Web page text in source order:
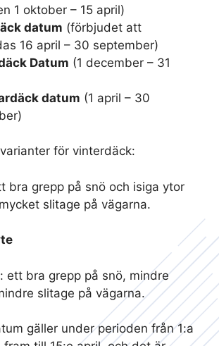
1 oktober – 15 april)
datum (förbjudet att
16 april – 30 september)
Datum (1 december – 31
datum (1 april – 30
för vinterdäck:
bra grepp på snö och isiga ytor
slitage på vägarna.
ett bra grepp på snö, mindre
slitage på vägarna.
gäller under perioden från 1:a